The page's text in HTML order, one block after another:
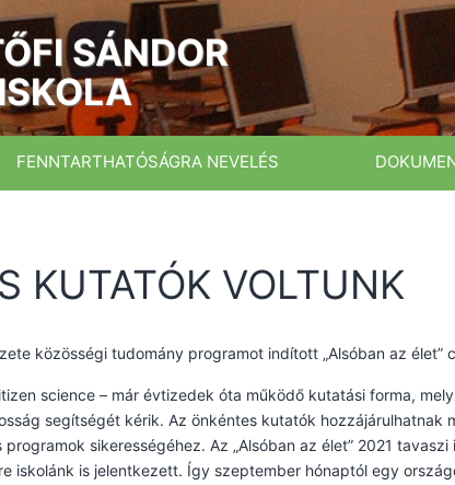
SÁNDOR
FENNTARTHATÓSÁGRA NEVELÉS
KUTATÓK VOLTUNK
közösségi tudomány programot indított „Alsóban az élet”
science – már évtizedek óta működő kutatási forma,
segítségét kérik. Az önkéntes kutatók hozzájárulhatnak
sikerességéhez. Az „Alsóban az élet” 2021
iskolánk is jelentkezett. Így szeptember hónaptól egy